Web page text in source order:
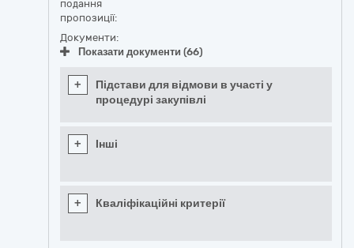
подання
пропозиції:
Документи:
Показати документи (66)
+
Підстави для відмови в участі у
процедурі закупівлі
+ Інші
+ Кваліфікаційні критерії